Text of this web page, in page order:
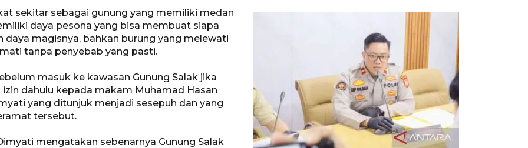
sekitar sebagai gunung yang memiliki medan
daya pesona yang bisa membuat siapa
magisnya, bahkan burung yang melewati
tanpa penyebab yang pasti.
masuk ke kawasan Gunung Salak jika
dahulu kepada makam Muhamad Hasan
yang ditunjuk menjadi sesepuh dan yang
tersebut.
mengatakan sebenarnya Gunung Salak